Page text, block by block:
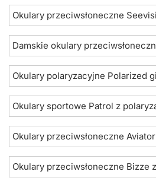
Okulary przeciwsłoneczne
Damskie okulary
Okulary polaryzacyjne Polarized
Okulary sportowe Patrol z
Okulary przeciwsłoneczne
Okulary przeciwsłoneczne Bizze